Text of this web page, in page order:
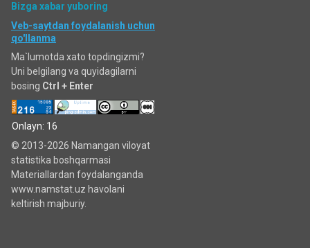
Bizga xabar yuboring
Veb-saytdan foydalanish uchun
qo'llanma
Ma`lumotda xato topdingizmi?
Uni belgilang va quyidagilarni
bosing Ctrl + Enter
Onlayn: 16
© 2013-2026 Namangan viloyat
statistika boshqarmasi
Materiallardan foydalanganda
www.namstat.uz havolani
keltirish majburiy.